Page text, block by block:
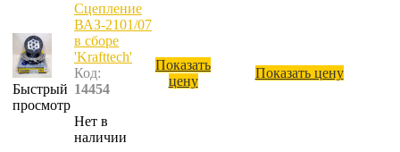
Быстрый
просмотр
Сцепление
ВАЗ-2101/07
в сборе
'Krafttech'
Код:
14454
Нет в
наличии
Показать
цену
Показать цену